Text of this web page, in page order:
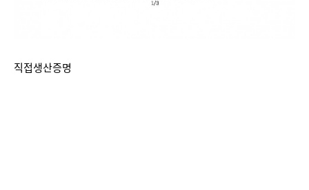
직접생산증명